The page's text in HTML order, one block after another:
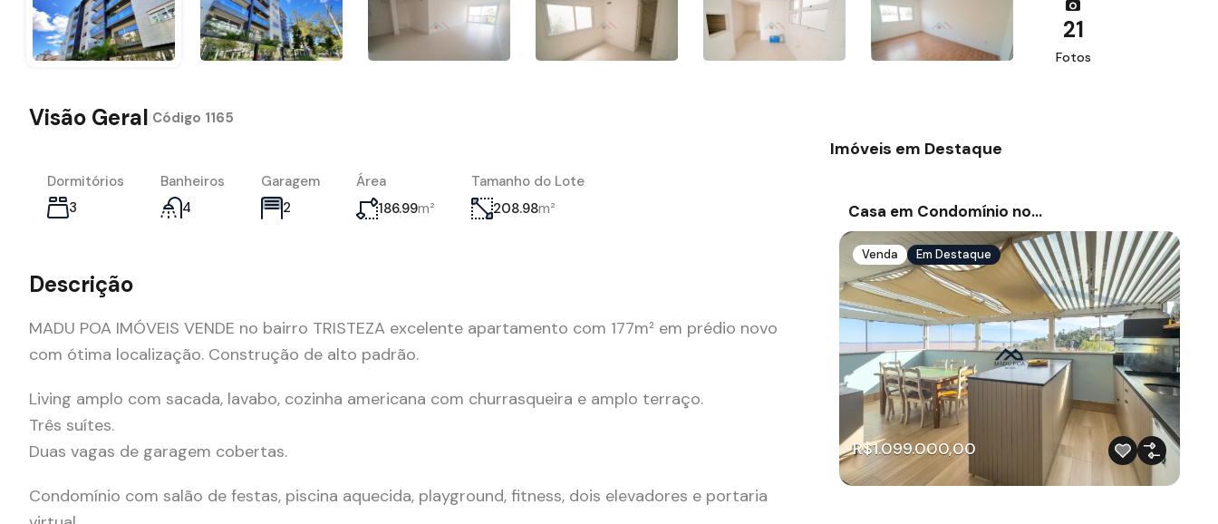
21
Fotos
Visão Geral Código 1165
Dormitórios
3
Banheiros
4
Garagem
2
Área
186.99m²
Tamanho do Lote
208.98m²
Descrição
MADU POA IMÓVEIS VENDE no bairro TRISTEZA excelente apartamento com 177m² em prédio novo
com ótima localização. Construção de alto padrão.
Living amplo com sacada, lavabo, cozinha americana com churrasqueira e amplo terraço.
Três suítes.
Duas vagas de garagem cobertas.
Condomínio com salão de festas, piscina aquecida, playground, fitness, dois elevadores e portaria
Imóveis em Destaque
Casa em Condomínio no…
Venda Em Destaque
R$1.099.000,00